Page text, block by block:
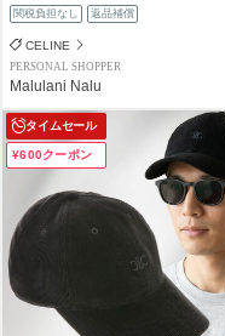
関税負担なし 返品補償
CELINE
PERSONAL SHOPPER
Malulani Nalu
タイムセール
¥600クーポン